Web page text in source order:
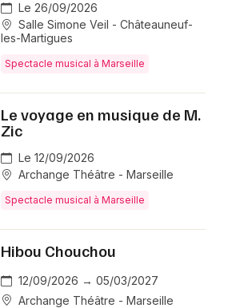
Le 26/09/2026
Salle Simone Veil - Châteauneuf-
les-Martigues
Spectacle musical à Marseille
Le voyage en musique de M.
Zic
Le 12/09/2026
Archange Théâtre - Marseille
Spectacle musical à Marseille
Hibou Chouchou
12/09/2026 → 05/03/2027
Archange Théâtre - Marseille